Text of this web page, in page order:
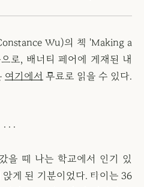
Wu)의 책 'Making a
로, 배너티 페어에 게재된 내
여기에서 무료로 읽을 수 있다.
을 때 나는 학교에서 인기 있
게 된 기분이었다. 타이는 36